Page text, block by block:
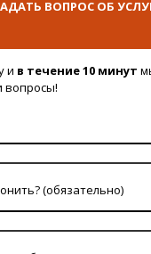
ВОПРОС ОБ
и в течение 10 минут
вопросы!
(обязательно)